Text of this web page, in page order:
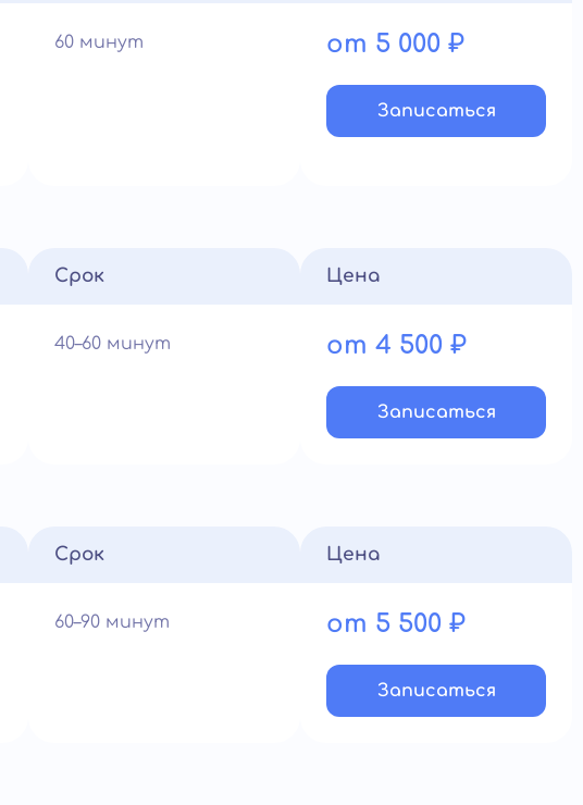
60 минут от 5 000 ₽
Записатьcя
Срок
40–60 минут
Цена
от 4 500 ₽
Записатьcя
Срок
60–90 минут
Цена
от 5 500 ₽
Записатьcя